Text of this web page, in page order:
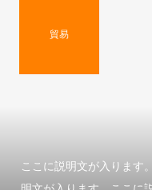
貿易
ここに説明文が入ります